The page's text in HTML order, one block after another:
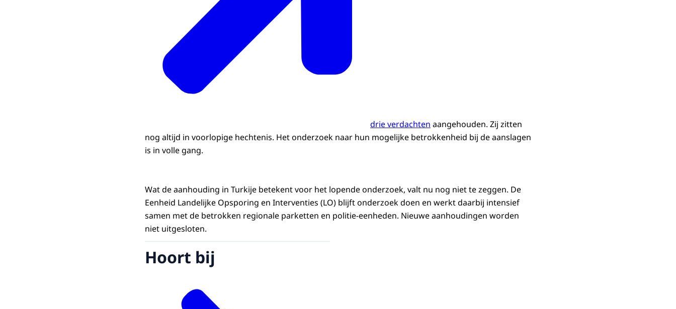
drie verdachten aangehouden. Zij zitten
nog altijd in voorlopige hechtenis. Het onderzoek naar hun mogelijke betrokkenheid bij de aanslagen
is in volle gang.
Wat de aanhouding in Turkije betekent voor het lopende onderzoek, valt nu nog niet te zeggen. De
Eenheid Landelijke Opsporing en Interventies (LO) blijft onderzoek doen en werkt daarbij intensief
samen met de betrokken regionale parketten en politie-eenheden. Nieuwe aanhoudingen worden
niet uitgesloten.
Hoort bij